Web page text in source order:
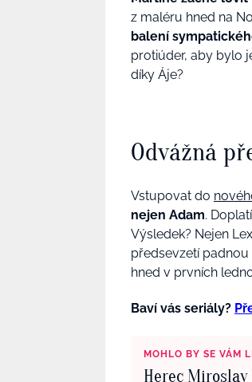
z maléru hned na
balení
protiúder, aby bylo
díky Áje?
Odvážná
Vstupovat do
nejen Adam.
Výsledek? Nejen
předsevzetí
hned v prvních
Baví vás seriály?
MOHLO BY SE VÁM
Herec